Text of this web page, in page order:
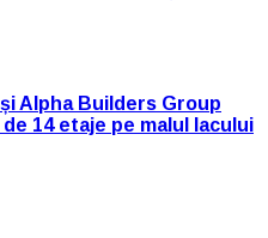
Alpha Builders Group
14 etaje pe malul lacului